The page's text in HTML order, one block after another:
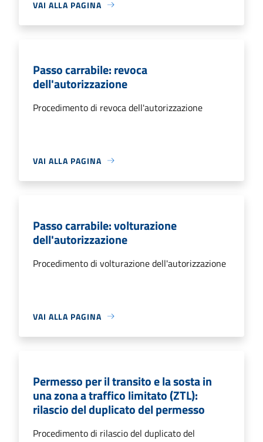
VAI ALLA PAGINA
Passo carrabile: revoca
dell'autorizzazione
Procedimento di revoca dell'autorizzazione
VAI ALLA PAGINA
Passo carrabile: volturazione
dell'autorizzazione
Procedimento di volturazione dell'autorizzazione
VAI ALLA PAGINA
Permesso per il transito e la sosta in
una zona a traffico limitato (ZTL):
rilascio del duplicato del permesso
Procedimento di rilascio del duplicato del